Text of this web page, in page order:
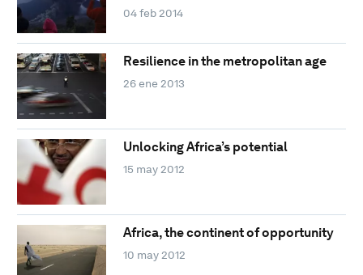
04 feb 2014
Resilience in the metropolitan age
26 ene 2013
Unlocking Africa’s potential
15 may 2012
Africa, the continent of opportunity
10 may 2012